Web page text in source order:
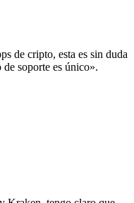
de cripto, esta es sin duda
soporte es único».